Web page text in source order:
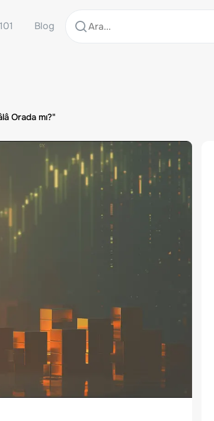
Blog
Orada mı?"